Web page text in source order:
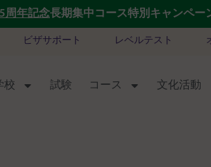
周年記念長期集中コース特別キャンペー
ビザサポート レベルテスト
校 試験 コース 文化活動